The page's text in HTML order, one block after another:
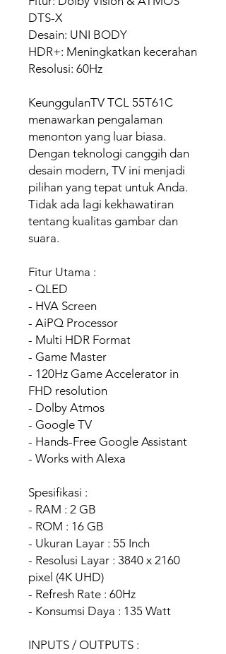
DTS-X
Desain: UNI BODY
HDR+: Meningkatkan kecerahan
Resolusi: 60Hz
KeunggulanTV TCL 55T61C
menawarkan pengalaman
menonton yang luar biasa.
Dengan teknologi canggih dan
desain modern, TV ini menjadi
pilihan yang tepat untuk Anda.
Tidak ada lagi kekhawatiran
tentang kualitas gambar dan
suara.
Fitur Utama :
- QLED
- HVA Screen
- AiPQ Processor
- Multi HDR Format
- Game Master
- 120Hz Game Accelerator in
FHD resolution
- Dolby Atmos
- Google TV
- Hands-Free Google Assistant
- Works with Alexa
Spesifikasi :
- RAM : 2 GB
- ROM : 16 GB
- Ukuran Layar : 55 Inch
- Resolusi Layar : 3840 x 2160
pixel (4K UHD)
- Refresh Rate : 60Hz
- Konsumsi Daya : 135 Watt
INPUTS / OUTPUTS :